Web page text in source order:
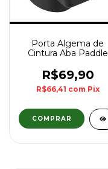
Porta Algema de
Cintura Aba Paddle
R$69,90
R$66,41 com Pix